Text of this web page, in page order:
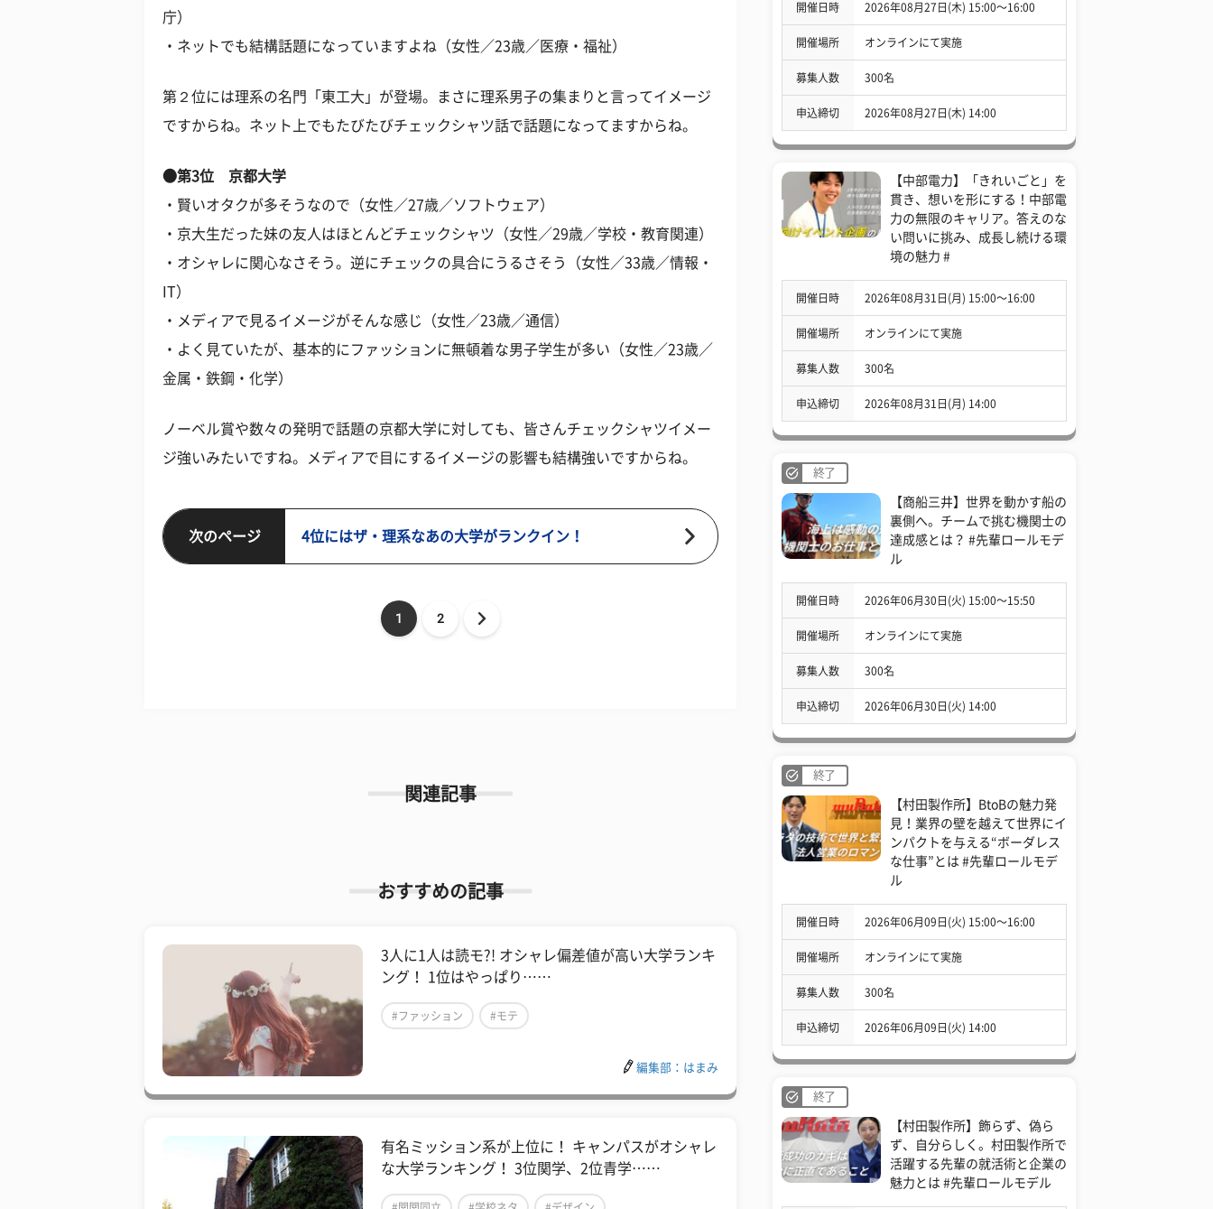
庁）
・ネットでも結構話題になっていますよね（女性／23歳／医療・福祉）
第２位には理系の名門「東工大」が登場。まさに理系男子の集まりと言ってイメージ
ですからね。ネット上でもたびたびチェックシャツ話で話題になってますからね。
●第3位 京都大学
・賢いオタクが多そうなので（女性／27歳／ソフトウェア）
・京大生だった妹の友人はほとんどチェックシャツ（女性／29歳／学校・教育関連）
・オシャレに関心なさそう。逆にチェックの具合にうるさそう（女性／33歳／情報・
IT）
・メディアで見るイメージがそんな感じ（女性／23歳／通信）
・よく見ていたが、基本的にファッションに無頓着な男子学生が多い（女性／23歳／
金属・鉄鋼・化学）
ノーベル賞や数々の発明で話題の京都大学に対しても、皆さんチェックシャツイメー
ジ強いみたいですね。メディアで目にするイメージの影響も結構強いですからね。
次のページ 4位にはザ・理系なあの大学がランクイン！
1 2
関連記事
おすすめの記事
3人に1人は読モ?! オシャレ偏差値が高い大学ランキ
ング！ 1位はやっぱり……
#ファッション #モテ
編集部：はまみ
有名ミッション系が上位に！ キャンパスがオシャレ
な大学ランキング！ 3位関学、2位青学……
開催日時 2026年08月27日(木) 15:00〜16:00
開催場所 オンラインにて実施
募集人数 300名
申込締切 2026年08月27日(木) 14:00
【中部電力】「きれいごと」を
貫き、想いを形にする！中部電
力の無限のキャリア。答えのな
い問いに挑み、成長し続ける環
境の魅力 #
開催日時 2026年08月31日(月) 15:00〜16:00
開催場所 オンラインにて実施
募集人数 300名
申込締切 2026年08月31日(月) 14:00
終了
【商船三井】世界を動かす船の
裏側へ。チームで挑む機関士の
達成感とは？ #先輩ロールモデ
ル
開催日時 2026年06月30日(火) 15:00〜15:50
開催場所 オンラインにて実施
募集人数 300名
申込締切 2026年06月30日(火) 14:00
終了
【村田製作所】BtoBの魅力発
見！業界の壁を越えて世界にイ
ンパクトを与える“ボーダレス
な仕事”とは #先輩ロールモデ
ル
開催日時 2026年06月09日(火) 15:00〜16:00
開催場所 オンラインにて実施
募集人数 300名
申込締切 2026年06月09日(火) 14:00
終了
【村田製作所】飾らず、偽ら
ず、自分らしく。村田製作所で
活躍する先輩の就活術と企業の
魅力とは #先輩ロールモデル